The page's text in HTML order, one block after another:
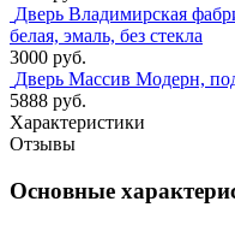
Дверь Владимирская
белая, эмаль, без стекла
3000 руб.
Дверь Массив Модерн, под
5888 руб.
Характеристики
Отзывы
Основные